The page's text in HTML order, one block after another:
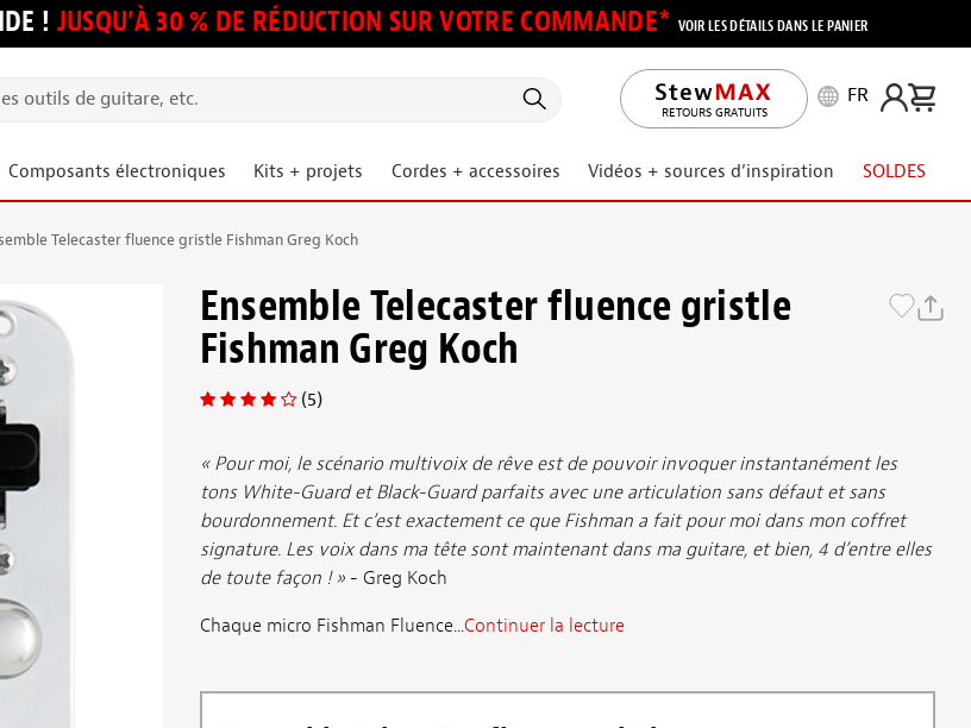
! JUSQU’À 30 % DE RÉDUCTION SUR VOTRE COMMANDE* VOIR LES DÉTAILS DANS LE PANIER
RETOURS GRATUITS
FR
Composants électroniques Kits + projets Cordes + accessoires Vidéos + sources d’inspiration SOLDES
Telecaster fluence gristle Fishman Greg Koch
Ensemble Telecaster fluence gristle
Fishman Greg Koch
(5)
« Pour moi, le scénario multivoix de rêve est de pouvoir invoquer instantanément les
tons White-Guard et Black-Guard parfaits avec une articulation sans défaut et sans
bourdonnement. Et c’est exactement ce que Fishman a fait pour moi dans mon coffret
signature. Les voix dans ma tête sont maintenant dans ma guitare, et bien, 4 d’entre elles
de toute façon ! »- Greg Koch
Chaque micro Fishman Fluence...Continuer la lecture